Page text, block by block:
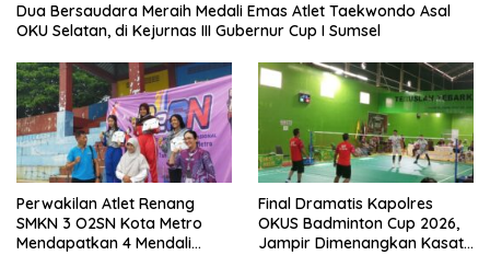
Dua Bersaudara Meraih Medali Emas Atlet Taekwondo Asal
OKU Selatan, di Kejurnas III Gubernur Cup I Sumsel
Perwakilan Atlet Renang
SMKN 3 O2SN Kota Metro
Mendapatkan 4 Mendali
Final Dramatis Kapolres
OKUS Badminton Cup 2026,
Jampir Dimenangkan Kasat